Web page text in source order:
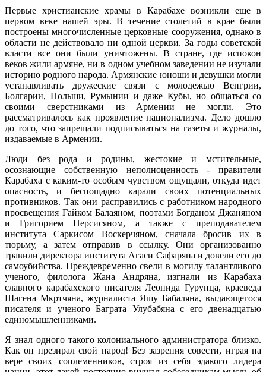
Первые христианские храмы в Карабахе возникли еще в
первом веке нашей эры. В течение столетий в крае были
построены многочисленные церковные сооружения, однако в
области не действовало ни одной церкви. За годы советской
власти все они были уничтожены. В стране, где испокон
веков жили армяне, ни в одном учебном заведении не изучали
историю родного народа. Армянские юноши и девушки могли
устанавливать дружеские связи с молодежью Венгрии,
Болгарии, Польши, Румынии и даже Кубы, но общаться со
своими сверстниками из Армении не могли. Это
рассматривалось как проявление национализма. Дело дошло
до того, что запрещали подписываться на газеты и журналы,
издаваемые в Армении.
Люди без рода и родины, жестокие и мстительные,
осознающие собственную неполноценность - правители
Карабаха с каким-то особым чувством ощущали, откуда идет
опасность, и беспощадно карали своих потенциальных
противников. Так они расправились с работником народного
просвещения Гайком Балаяном, поэтами Богданом Джаняном
и Григорием Нерсисяном, а также с преподавателем
института Саркисом Воскерчяном, сначала бросив их в
тюрьму, а затем отправив в ссылку. Они организованно
травили директора института Агаси Сафаряна и довели его до
самоубийства. Преждевременно свели в могилу талантливого
ученого, филолога Жана Андряна, изгнали из Карабаха
славного карабахского писателя Леонида Гурунца, краеведа
Шагена Мкртчяна, журналиста Яшу Бабаляна, выдающегося
писателя и ученого Баграта Улубабяна с его двенадцатью
единомышленниками.
Я знал одного такого колониального администратора близко.
Как он презирал свой народ! Без зазрения совести, играя на
вере своих соплеменников, строя из себя эдакого лидера